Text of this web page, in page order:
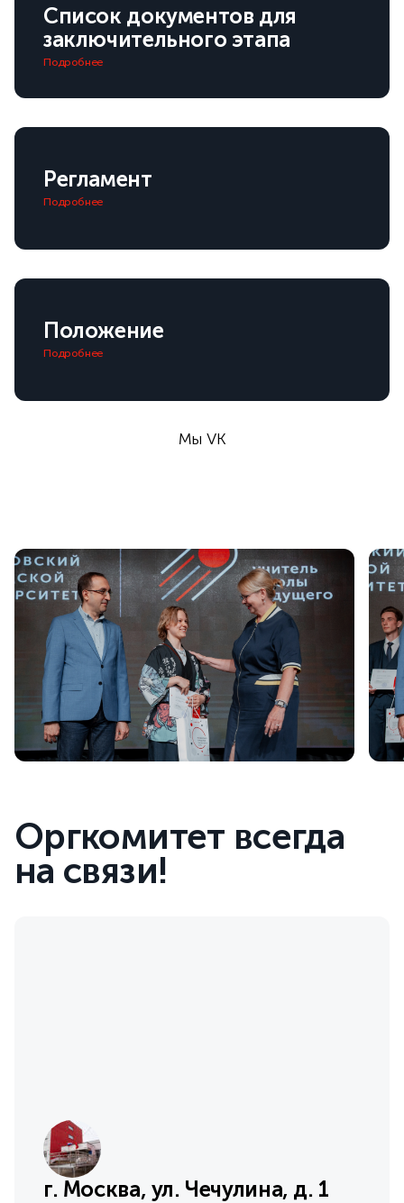
Список документов для
заключительного этапа
Подробнее
Регламент
Подробнее
Положение
Подробнее
Мы VK
Оргкомитет всегда
на связи!
г. Москва, ул. Чечулина, д. 1